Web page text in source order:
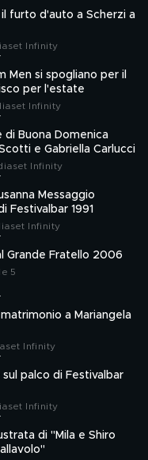
furto d'auto a Scherzi a
Infinity
Men si spogliano per il
per l'estate
Infinity
di Buona Domenica
e Gabriella Carlucci
Infinity
Messaggio
Festivalbar 1991
Infinity
Grande Fratello 2006
5
a Mariangela
Infinity
sul palco di Festivalbar
Infinity
di "Mila e Shiro